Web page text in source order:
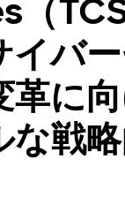
TCS
イバ
革に
な戦